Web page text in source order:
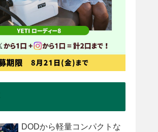
DODから軽量コンパクトな